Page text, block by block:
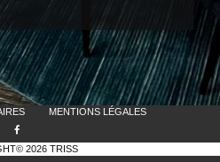
MENTIONS LÉGALES
2026 TRISS